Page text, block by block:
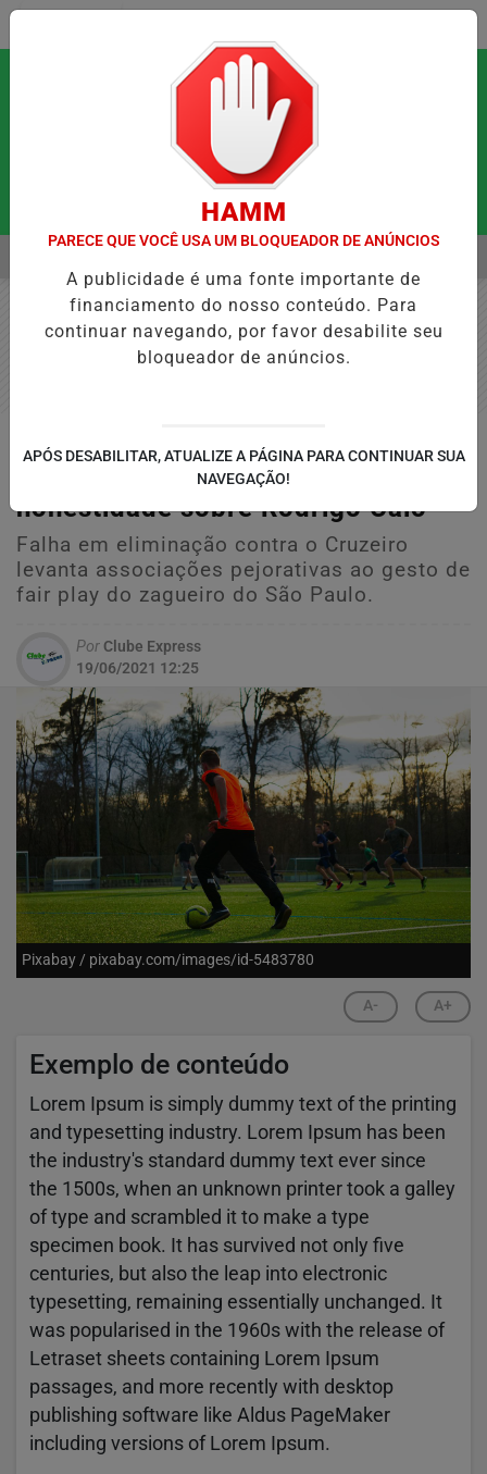
EM ALTA
SÃO PAULO
Opinião: a pesada lupa da
honestidade sobre Rodrigo Caio
Falha em eliminação contra o Cruzeiro
levanta associações pejorativas ao gesto de
fair play do zagueiro do São Paulo.
Por Clube Express
19/06/2021 12:25
Pixabay / pixabay.com/images/id-5483780
A- A+
Exemplo de conteúdo
Lorem Ipsum is simply dummy text of the printing
and typesetting industry. Lorem Ipsum has been
the industry's standard dummy text ever since
the 1500s, when an unknown printer took a galley
of type and scrambled it to make a type
specimen book. It has survived not only five
centuries, but also the leap into electronic
typesetting, remaining essentially unchanged. It
was popularised in the 1960s with the release of
Letraset sheets containing Lorem Ipsum
passages, and more recently with desktop
publishing software like Aldus PageMaker
including versions of Lorem Ipsum.
HAMM
PARECE QUE VOCÊ USA UM BLOQUEADOR DE ANÚNCIOS
A publicidade é uma fonte importante de
financiamento do nosso conteúdo. Para
continuar navegando, por favor desabilite seu
bloqueador de anúncios.
APÓS DESABILITAR, ATUALIZE A PÁGINA PARA CONTINUAR SUA
NAVEGAÇÃO!